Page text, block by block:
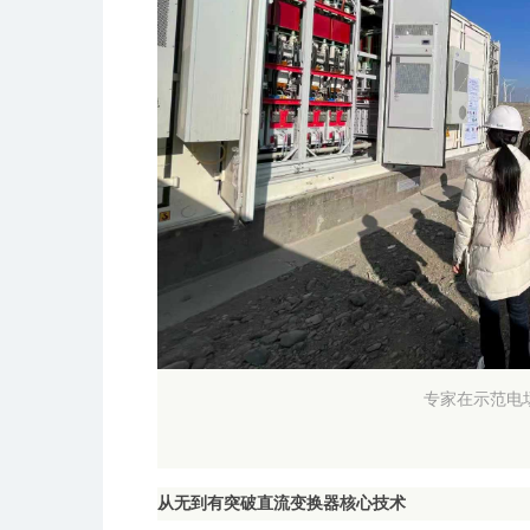
专家在示范电
从无到有突破直流变换器核心技术